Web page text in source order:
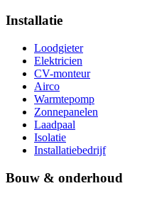
Installatie
Loodgieter
Elektricien
CV-monteur
Airco
Warmtepomp
Zonnepanelen
Laadpaal
Isolatie
Installatiebedrijf
Bouw & onderhoud